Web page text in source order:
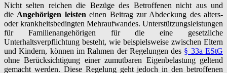
Nicht selten reichen die Bezüge des Betroffenen nicht aus und
die Angehörigen leisten einen Beitrag zur Abdeckung des alters-
oder krankheitsbedingten Mehraufwandes. Unterstützungsleistungen
für Familienangehörigen für die eine gesetzliche
Unterhaltsverpflichtung besteht, wie beispielsweise zwischen Eltern
und Kindern, können im Rahmen der Regelungen des § 33a EStG
ohne Berücksichtigung einer zumutbaren Eigenbelastung geltend
gemacht werden. Diese Regelung geht jedoch in den betroffenen